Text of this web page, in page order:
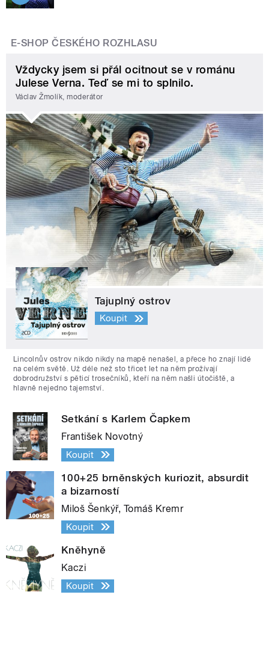
E-SHOP ČESKÉHO ROZHLASU
Vždycky jsem si přál ocitnout se v románu
Julese Verna. Teď se mi to splnilo.
Václav Žmolík, moderátor
Tajuplný ostrov
Koupit
Lincolnův ostrov nikdo nikdy na mapě nenašel, a přece ho znají lidé
na celém světě. Už déle než sto třicet let na něm prožívají
dobrodružství s pěticí trosečníků, kteří na něm našli útočiště, a
hlavně nejedno tajemství.
Setkání s Karlem Čapkem
František Novotný
Koupit
100+25 brněnských kuriozit, absurdit
a bizarností
Miloš Šenkýř, Tomáš Kremr
Koupit
Kněhyně
Kaczi
Koupit